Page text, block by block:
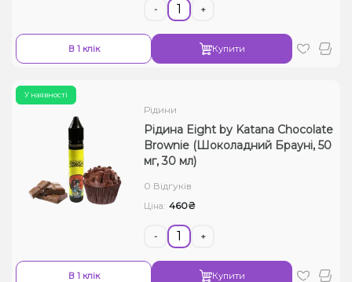
- +
В 1 клік Купити
У наявності
Рідини
Рідина Eight by Katana Chocolate
Brownie (Шоколадний Брауні, 50
мг, 30 мл)
0 Відгуків
Ціна: 460₴
- +
В 1 клік Купити